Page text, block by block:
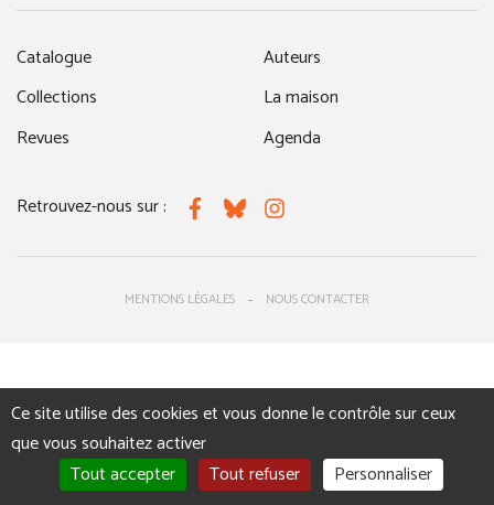
Catalogue
Collections
Revues
Auteurs
La maison
Agenda
Retrouvez-nous sur : FacebookBlueskyInstagram
MENTIONS LÉGALES NOUS CONTACTER
Ce site utilise des cookies et vous donne le contrôle sur ceux
que vous souhaitez activer
Tout accepter
Tout refuser Personnaliser